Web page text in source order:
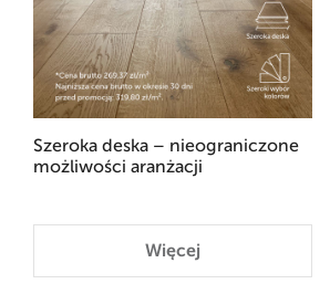
Szeroka deska – nieograniczone
możliwości aranżacji
Więcej